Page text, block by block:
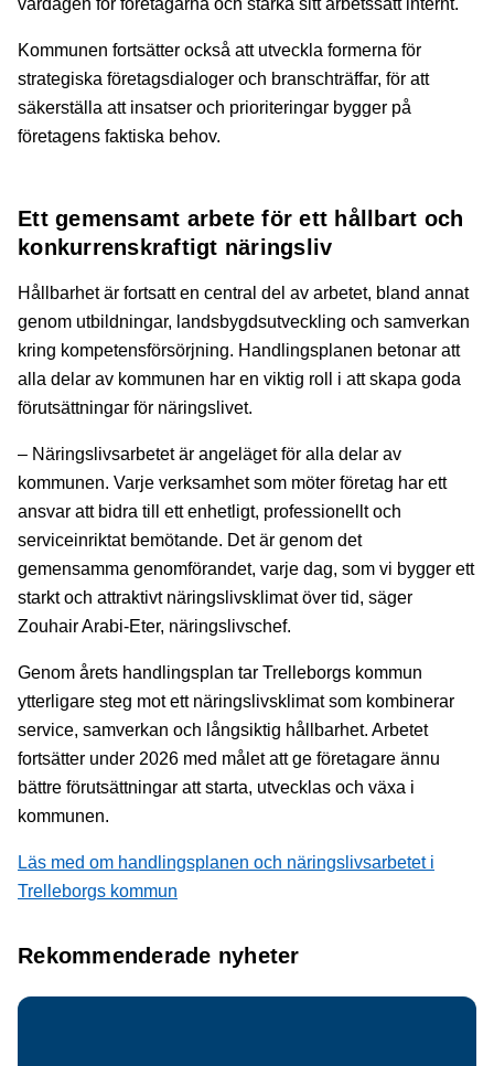
Kommunen fortsätter också att utveckla formerna för
strategiska företagsdialoger och branschträffar, för att
säkerställa att insatser och prioriteringar bygger på
företagens faktiska behov.
Ett gemensamt arbete för ett hållbart och
konkurrenskraftigt näringsliv
Hållbarhet är fortsatt en central del av arbetet, bland annat
genom utbildningar, landsbygdsutveckling och samverkan
kring kompetensförsörjning. Handlingsplanen betonar att
alla delar av kommunen har en viktig roll i att skapa goda
förutsättningar för näringslivet.
– Näringslivsarbetet är angeläget för alla delar av
kommunen. Varje verksamhet som möter företag har ett
ansvar att bidra till ett enhetligt, professionellt och
serviceinriktat bemötande. Det är genom det
gemensamma genomförandet, varje dag, som vi bygger ett
starkt och attraktivt näringslivsklimat över tid, säger
Zouhair Arabi-Eter, näringslivschef.
Genom årets handlingsplan tar Trelleborgs kommun
ytterligare steg mot ett näringslivsklimat som kombinerar
service, samverkan och långsiktig hållbarhet. Arbetet
fortsätter under 2026 med målet att ge företagare ännu
bättre förutsättningar att starta, utvecklas och växa i
kommunen.
Läs med om handlingsplanen och näringslivsarbetet i
Trelleborgs kommun
Rekommenderade nyheter